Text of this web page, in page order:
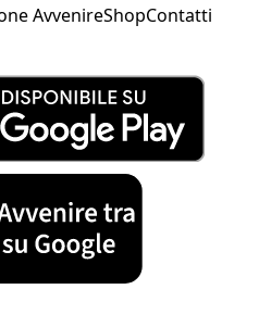
AvvenireShopContatti